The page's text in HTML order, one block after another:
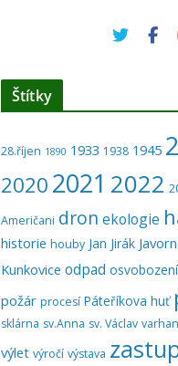
Štítky
28.říjen 1890 1933 1938 1945
20202021 2022
Američani dron ekologie
historie houby Jan Jirák
Kunkovice odpad osvobození
požár procesí Páteříkova huť
sklárna sv.Anna sv. Václav
výlet výročí výstava